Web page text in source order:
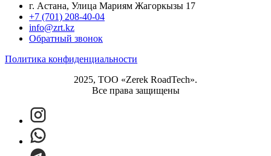
г. Астана, Улица Мариям Жагоркызы 17
+7 (701) 208-40-04
info@zrt.kz
Обратный звонок
Политика конфиденциальности
2025, ТОО «Zerek RoadTech».
Все права защищены